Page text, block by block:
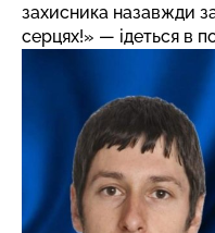
захисника назавжди
серцях!» — ідеться в